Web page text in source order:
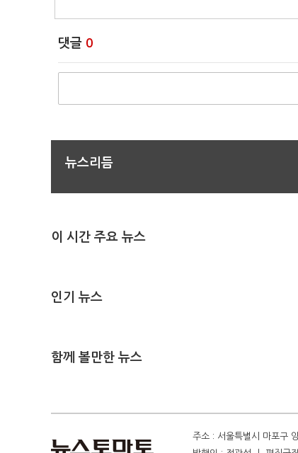
댓글 0
뉴스리듬
이 시간 주요 뉴스
인기 뉴스
함께 볼만한 뉴스
주소 : 서울특별시 마포구